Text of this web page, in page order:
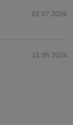
01.07.2026
15.05.2024